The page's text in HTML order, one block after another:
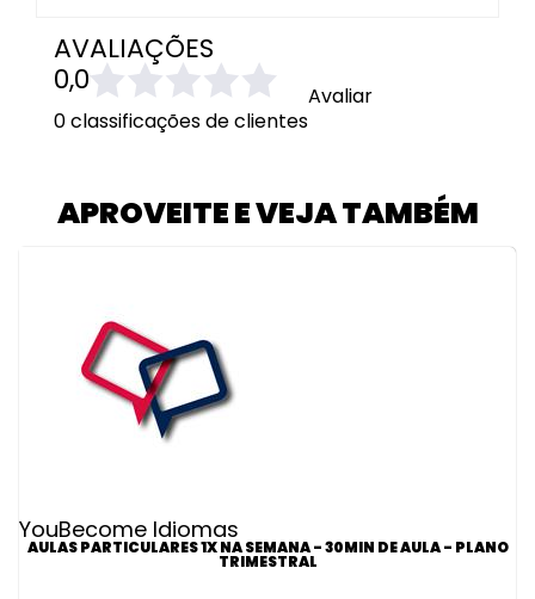
AVALIAÇÕES
0,0
0 classificações de clientes
Avaliar
APROVEITE E VEJA TAMBÉM
YouBecome Idiomas
AULAS PARTICULARES 1X NA SEMANA - 30MIN DE AULA - PLANO
TRIMESTRAL